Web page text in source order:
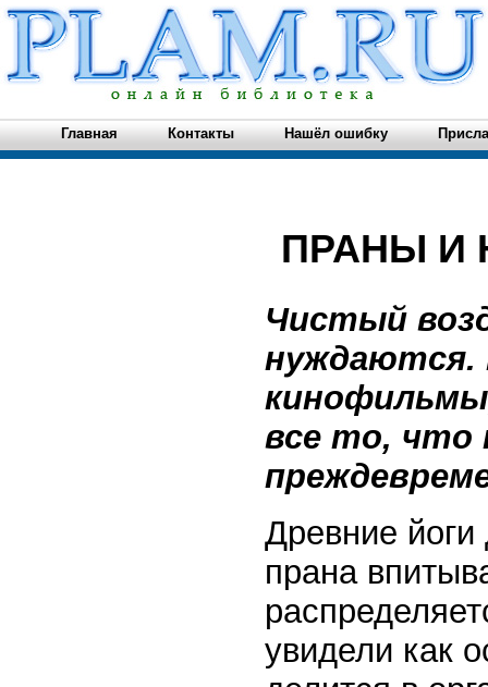
Главная Контакты Нашёл ошибку
ПРАНЫ И
Чистый
нуждаются.
все то, что
Древние йоги
прана
увидели как